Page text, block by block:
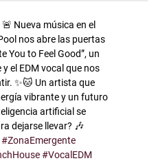
🚨 Nueva música en el
nos abre las puertas
You to Feel Good”, un
el EDM vocal que nos
✨🐱 Un artista que
vibrante y un futuro
artificial se
dejarse llevar? 🎶
#ZonaEmergente
#VocalEDM